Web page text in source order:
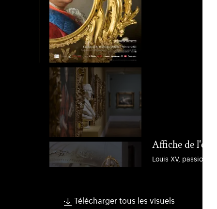
Affiche de
Louis XV, passions
Télécharger tous les visuels